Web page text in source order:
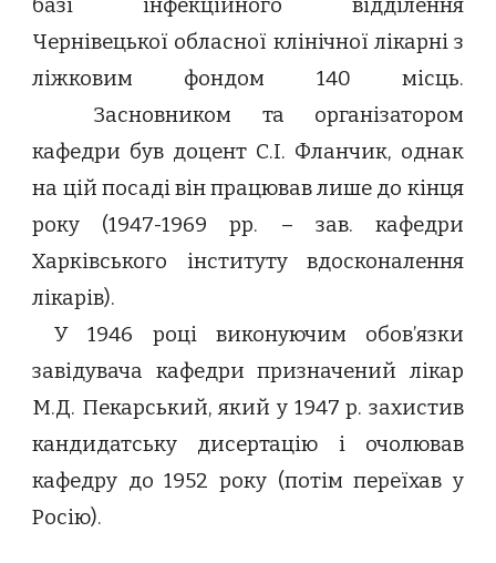
базі інфекційного відділення
Чернівецької обласної клінічної лікарні з
ліжковим фондом 140 місць.
Засновником та організатором
кафедри був доцент С.І. Фланчик, однак
на цій посаді він працював лише до кінця
року (1947-1969 рр. – зав. кафедри
Харківського інституту вдосконалення
лікарів).
У 1946 році виконуючим обов’язки
завідувача кафедри призначений лікар
М.Д. Пекарський, який у 1947 р. захистив
кандидатську дисертацію і очолював
кафедру до 1952 року (потім переїхав у
Росію).